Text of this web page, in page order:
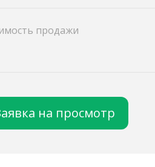
продажи
на просмотр